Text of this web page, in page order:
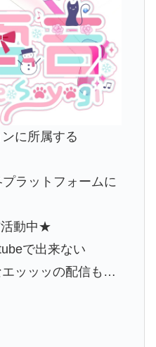
に所属する
ラットフォームに
活動中★
で出来ない
ッッッの配信も…